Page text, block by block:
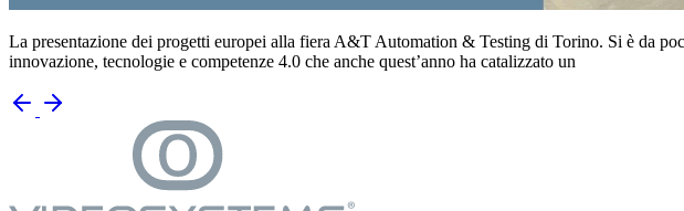
La presentazione dei progetti europei alla fiera A&T Automation & Testing di Torino. Si è da
innovazione, tecnologie e competenze 4.0 che anche quest’anno ha catalizzato un